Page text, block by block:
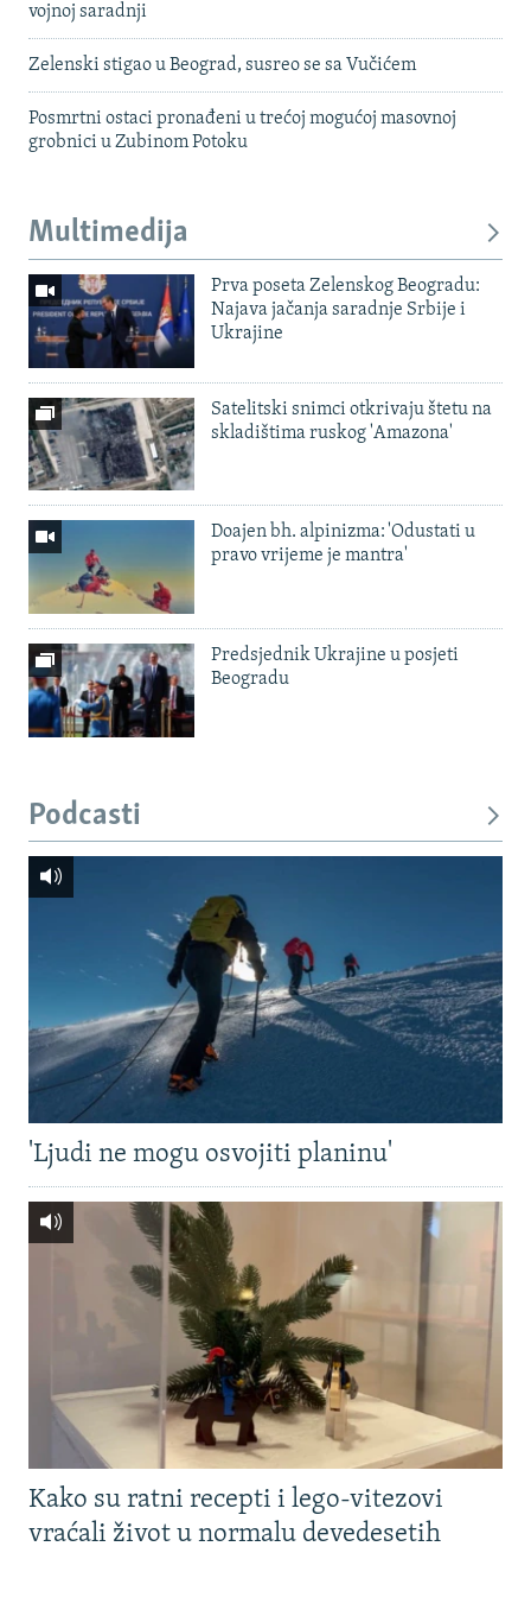
vojnoj saradnji
Zelenski stigao u Beograd, susreo se sa Vučićem
Posmrtni ostaci pronađeni u trećoj mogućoj masovnoj
grobnici u Zubinom Potoku
Multimedija
Prva poseta Zelenskog Beogradu:
Najava jačanja saradnje Srbije i
Ukrajine
Satelitski snimci otkrivaju štetu na
skladištima ruskog 'Amazona'
Doajen bh. alpinizma: 'Odustati u
pravo vrijeme je mantra'
Predsjednik Ukrajine u posjeti
Beogradu
Podcasti
'Ljudi ne mogu osvojiti planinu'
Kako su ratni recepti i lego-vitezovi
vraćali život u normalu devedesetih